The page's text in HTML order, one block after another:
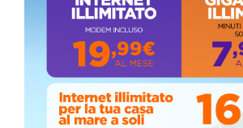
Coronavirus: messaggio
ai cittadini
Domenica, Novembre 22, 2020
Circolo della stampa,
con il giornalista Giacinto
Martedì, Agosto 04, 2026